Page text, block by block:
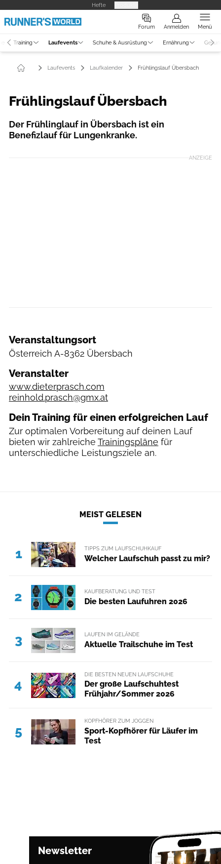
Hefte
Forum Anmelden Menü
Training Laufevents Schuhe & Ausrüstung Ernährung
Laufevents Laufkalender Frühlingslauf Übersbach
Frühlingslauf Übersbach
Der Frühlinglauf in Übersbach ist ein
Benefizlauf für Lungenkranke.
ANZEIGE
Veranstaltungsort
Österreich A-8362 Übersbach
Veranstalter
www.dieterprasch.com
reinhold.prasch@gmx.at
Dein Training für einen erfolgreichen Lauf
Zur optimalen Vorbereitung auf deinen Lauf
bieten wir zahlreiche Trainingspläne für
unterschiedliche Leistungsziele an.
MEIST GELESEN
1 TIPPS ZUM LAUFSCHUHKAUF
Welcher Laufschuh passt zu mir?
2 KAUFBERATUNG UND TEST
Die besten Laufuhren 2026
3 LAUFEN IM GELÄNDE
Aktuelle Trailschuhe im Test
4
DIE BESTEN NEUEN LAUFSCHUHE
Der große Laufschuhtest
Frühjahr/Sommer 2026
5
KOPFHÖRER ZUM JOGGEN
Sport-Kopfhörer für Läufer im
Test
Newsletter